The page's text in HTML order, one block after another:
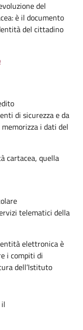
del
è il documento
del cittadino
di sicurezza e da
i dati del
cartacea, quella
telematici della
elettronica è
i compiti di
dell’Istituto